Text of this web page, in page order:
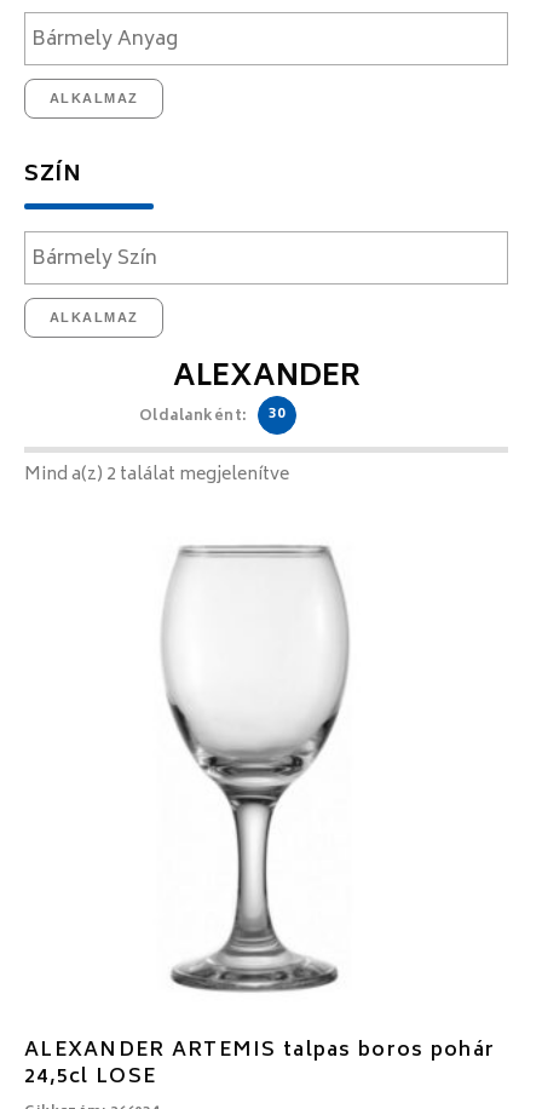
ALKALMAZ
SZÍN
ALKALMAZ
ALEXANDER
Oldalanként: 30
Mind a(z) 2 találat megjelenítve
ALEXANDER ARTEMIS talpas boros pohár
24,5cl LOSE